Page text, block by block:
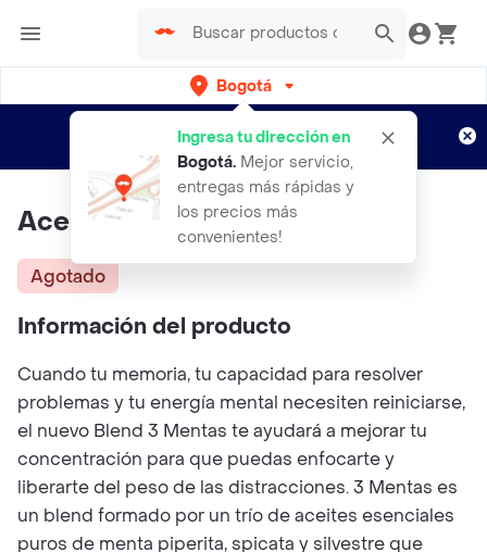
Bogotá
Ingresa tu dirección en
Bogotá. Mejor servicio,
entregas más rápidas y
los precios más
convenientes!
envíos gratis por semanas
Aplican TyC
Aceite 3 Mint (3 Mentas) - Jusr
Agotado
Información del producto
Cuando tu memoria, tu capacidad para resolver
problemas y tu energía mental necesiten reiniciarse,
el nuevo Blend 3 Mentas te ayudará a mejorar tu
concentración para que puedas enfocarte y
liberarte del peso de las distracciones. 3 Mentas es
un blend formado por un trío de aceites esenciales
puros de menta piperita, spicata y silvestre que